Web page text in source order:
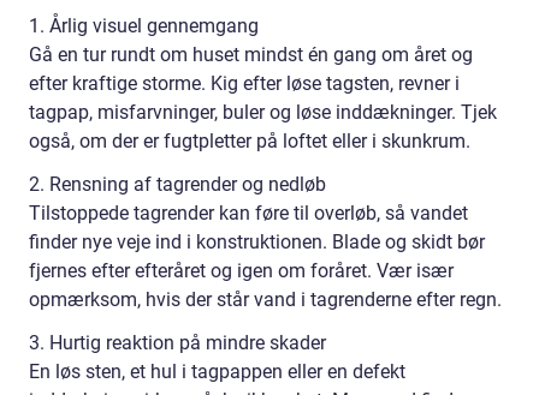
1. Årlig visuel gennemgang
Gå en tur rundt om huset mindst én gang om året og
efter kraftige storme. Kig efter løse tagsten, revner i
tagpap, misfarvninger, buler og løse inddækninger. Tjek
også, om der er fugtpletter på loftet eller i skunkrum.
2. Rensning af tagrender og nedløb
Tilstoppede tagrender kan føre til overløb, så vandet
finder nye veje ind i konstruktionen. Blade og skidt bør
fjernes efter efteråret og igen om foråret. Vær især
opmærksom, hvis der står vand i tagrenderne efter regn.
3. Hurtig reaktion på mindre skader
En løs sten, et hul i tagpappen eller en defekt